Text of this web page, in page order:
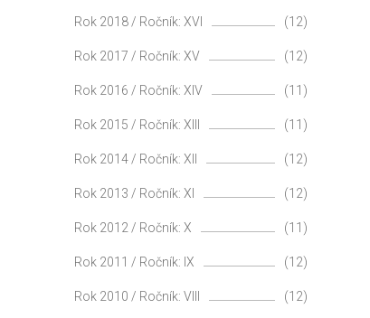
Rok 2018 / Ročník: XVI (12)
Rok 2017 / Ročník: XV (12)
Rok 2016 / Ročník: XIV (11)
Rok 2015 / Ročník: XIII (11)
Rok 2014 / Ročník: XII (12)
Rok 2013 / Ročník: XI (12)
Rok 2012 / Ročník: X (11)
Rok 2011 / Ročník: IX (12)
Rok 2010 / Ročník: VIII (12)